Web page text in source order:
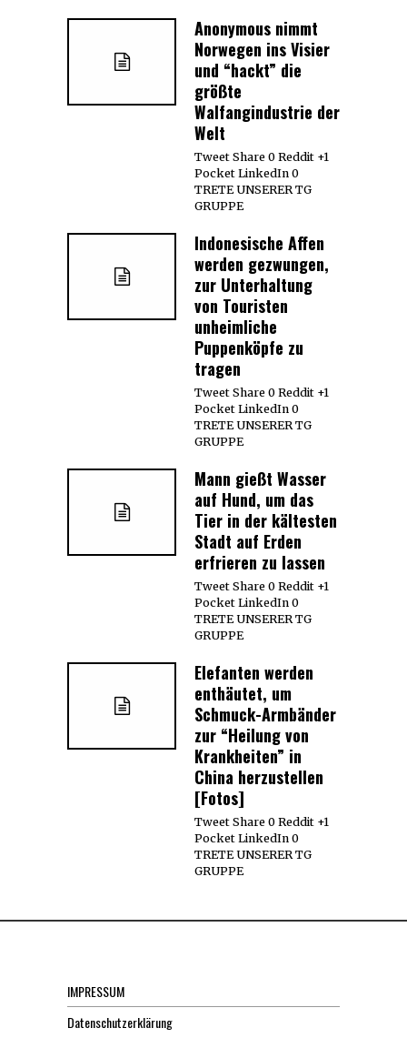
Anonymous nimmt
Norwegen ins Visier
und “hackt” die
größte
Walfangindustrie der
Welt
Tweet Share 0 Reddit +1
Pocket LinkedIn 0
TRETE UNSERER TG
GRUPPE
Indonesische Affen
werden gezwungen,
zur Unterhaltung
von Touristen
unheimliche
Puppenköpfe zu
tragen
Tweet Share 0 Reddit +1
Pocket LinkedIn 0
TRETE UNSERER TG
GRUPPE
Mann gießt Wasser
auf Hund, um das
Tier in der kältesten
Stadt auf Erden
erfrieren zu lassen
Tweet Share 0 Reddit +1
Pocket LinkedIn 0
TRETE UNSERER TG
GRUPPE
Elefanten werden
enthäutet, um
Schmuck-Armbänder
zur “Heilung von
Krankheiten” in
China herzustellen
[Fotos]
Tweet Share 0 Reddit +1
Pocket LinkedIn 0
TRETE UNSERER TG
GRUPPE
IMPRESSUM
Datenschutzerklärung